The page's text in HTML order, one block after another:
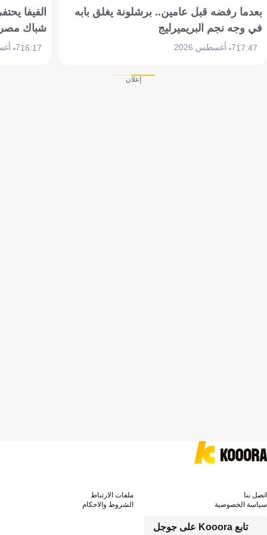
بعدما رفضه قبل عامين.. برشلونة يغلق بابه
في وجه نجم البريميرليج
17:477 أغسطس 2026
الفيفا
شباك
16:177 أغسطس 2026
إعلان
تابع Kooora على جوجل
اتصل بنا
ملفات الارتباط
سياسة الخصوصية
الشروط والاحكام